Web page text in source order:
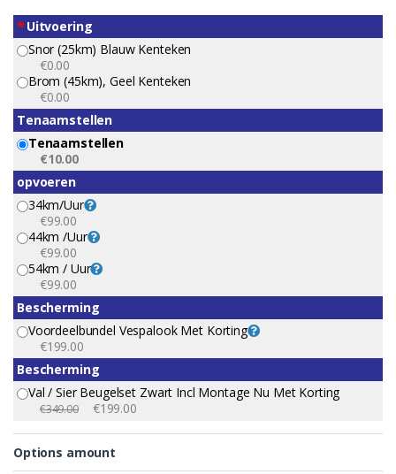
*Uitvoering
Snor (25km) Blauw Kenteken
€0.00
Brom (45km), Geel Kenteken
€0.00
Tenaamstellen
Tenaamstellen
€10.00
opvoeren
34km/uur
€99.00
44km /uur
€99.00
54km / Uur
€99.00
Bescherming
Voordeelbundel Vespalook Met Korting
€199.00
Bescherming
Val / Sier Beugelset Zwart Incl Montage Nu Met Korting
€349.00 €199.00
Options amount